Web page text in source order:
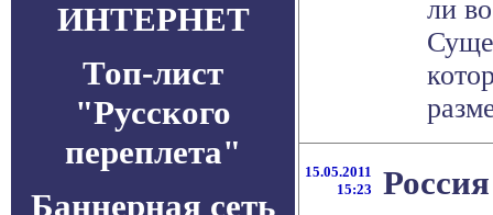
ИНТЕРНЕТ
Топ-лист
"Русского
переплета"
Баннерная сеть
ли
15.05.2011
15:23